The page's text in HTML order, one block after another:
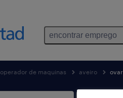
encontrar emprego
operador de maquinas aveiro ovar